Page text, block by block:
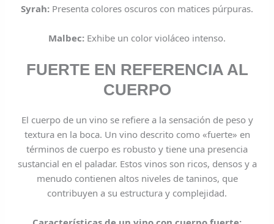
Syrah: Presenta colores oscuros con matices púrpuras.
Malbec: Exhibe un color violáceo intenso.
FUERTE EN REFERENCIA AL
CUERPO
El cuerpo de un vino se refiere a la sensación de peso y
textura en la boca. Un vino descrito como «fuerte» en
términos de cuerpo es robusto y tiene una presencia
sustancial en el paladar. Estos vinos son ricos, densos y a
menudo contienen altos niveles de taninos, que
contribuyen a su estructura y complejidad.